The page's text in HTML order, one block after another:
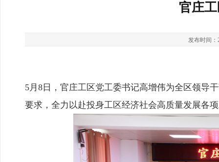
官庄
发布时间：
5月8日，官庄工区党工委书记高增伟为全区领导
要求，全力以赴投身工区经济社会高质量发展各